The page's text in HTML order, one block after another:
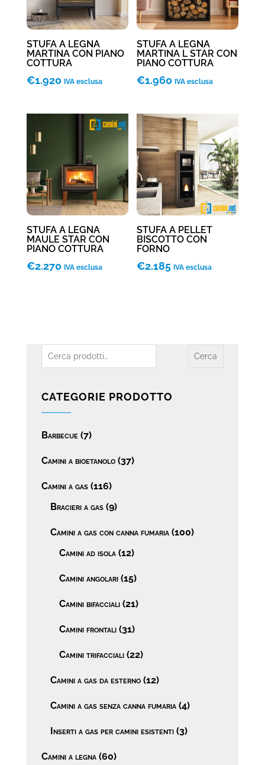
STUFA A LEGNA
MARTINA CON PIANO
COTTURA
€1.920 IVA esclusa
STUFA A LEGNA
MARTINA L STAR CON
PIANO COTTURA
€1.960 IVA esclusa
STUFA A LEGNA
MAULE STAR CON
PIANO COTTURA
€2.270 IVA esclusa
STUFA A PELLET
BISCOTTO CON
FORNO
€2.185 IVA esclusa
Cerca: Cerca
CATEGORIE PRODOTTO
Barbecue (7)
Camini a bioetanolo (37)
Camini a gas (116)
Bracieri a gas (9)
Camini a gas con canna fumaria (100)
Camini ad isola (12)
Camini angolari (15)
Camini bifacciali (21)
Camini frontali (31)
Camini trifacciali (22)
Camini a gas da esterno (12)
Camini a gas senza canna fumaria (4)
Inserti a gas per camini esistenti (3)
Camini a legna (60)